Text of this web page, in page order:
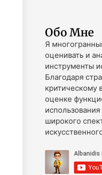
Обо Мне
Я
оценивать и
инструменты
Благодаря
критическому
оценке
широкого